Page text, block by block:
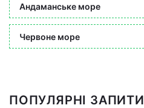
Андаманське море
Червоне море
ПОПУЛЯРНІ ЗАПИТИ